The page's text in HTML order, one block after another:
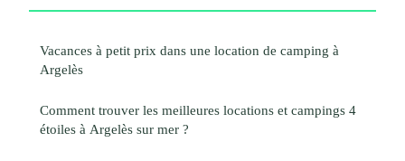
Vacances à petit prix dans une location de camping à
Argelès
Comment trouver les meilleures locations et campings 4
étoiles à Argelès sur mer ?